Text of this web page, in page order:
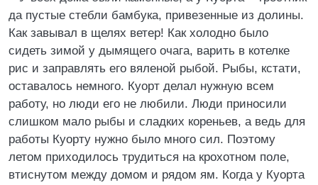
да пустые стебли бамбука, привезенные из долины.
Как завывал в щелях ветер! Как холодно было
сидеть зимой у дымящего очага, варить в котелке
рис и заправлять его вяленой рыбой. Рыбы, кстати,
оставалось немного. Куорт делал нужную всем
работу, но люди его не любили. Люди приносили
слишком мало рыбы и сладких кореньев, а ведь для
работы Куорту нужно было много сил. Поэтому
летом приходилось трудиться на крохотном поле,
втиснутом между домом и рядом ям. Когда у Куорта